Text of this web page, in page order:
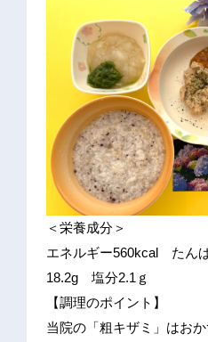
＜栄養成分＞
エネルギー560kcal たん
18.2g 塩分2.1ｇ
【調理のポイント】
当院の「粗キザミ」はお